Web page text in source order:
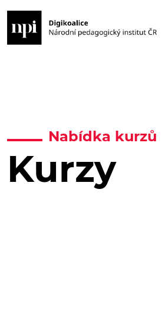
Nabídka kurzů
Kurzy